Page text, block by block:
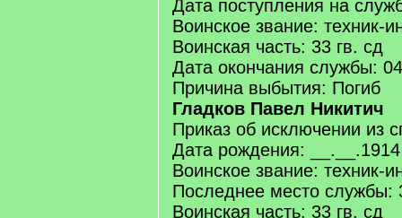
Дата поступления на
Воинское звание: техник-
Воинская часть: 33 гв. сд
Дата окончания службы:
Причина выбытия: Погиб
Гладков Павел Никитич
Приказ об исключении из
Дата рождения: __.__.1914
Воинское звание: техник-
Последнее место службы:
Воинская часть: 33 гв. сд